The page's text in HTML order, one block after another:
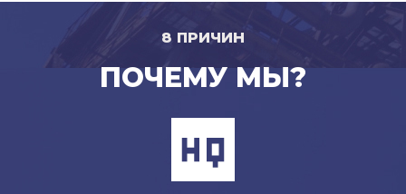
8 ПРИЧИН
ПОЧЕМУ МЫ?